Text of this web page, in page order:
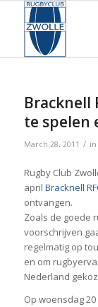
Bracknell
te spelen
March 28, 2011 / in
Rugby Club
april Bracknell
ontvangen.
Zoals de goede
voorschrijven
regelmatig op
en om
Nederland
Op woensdag